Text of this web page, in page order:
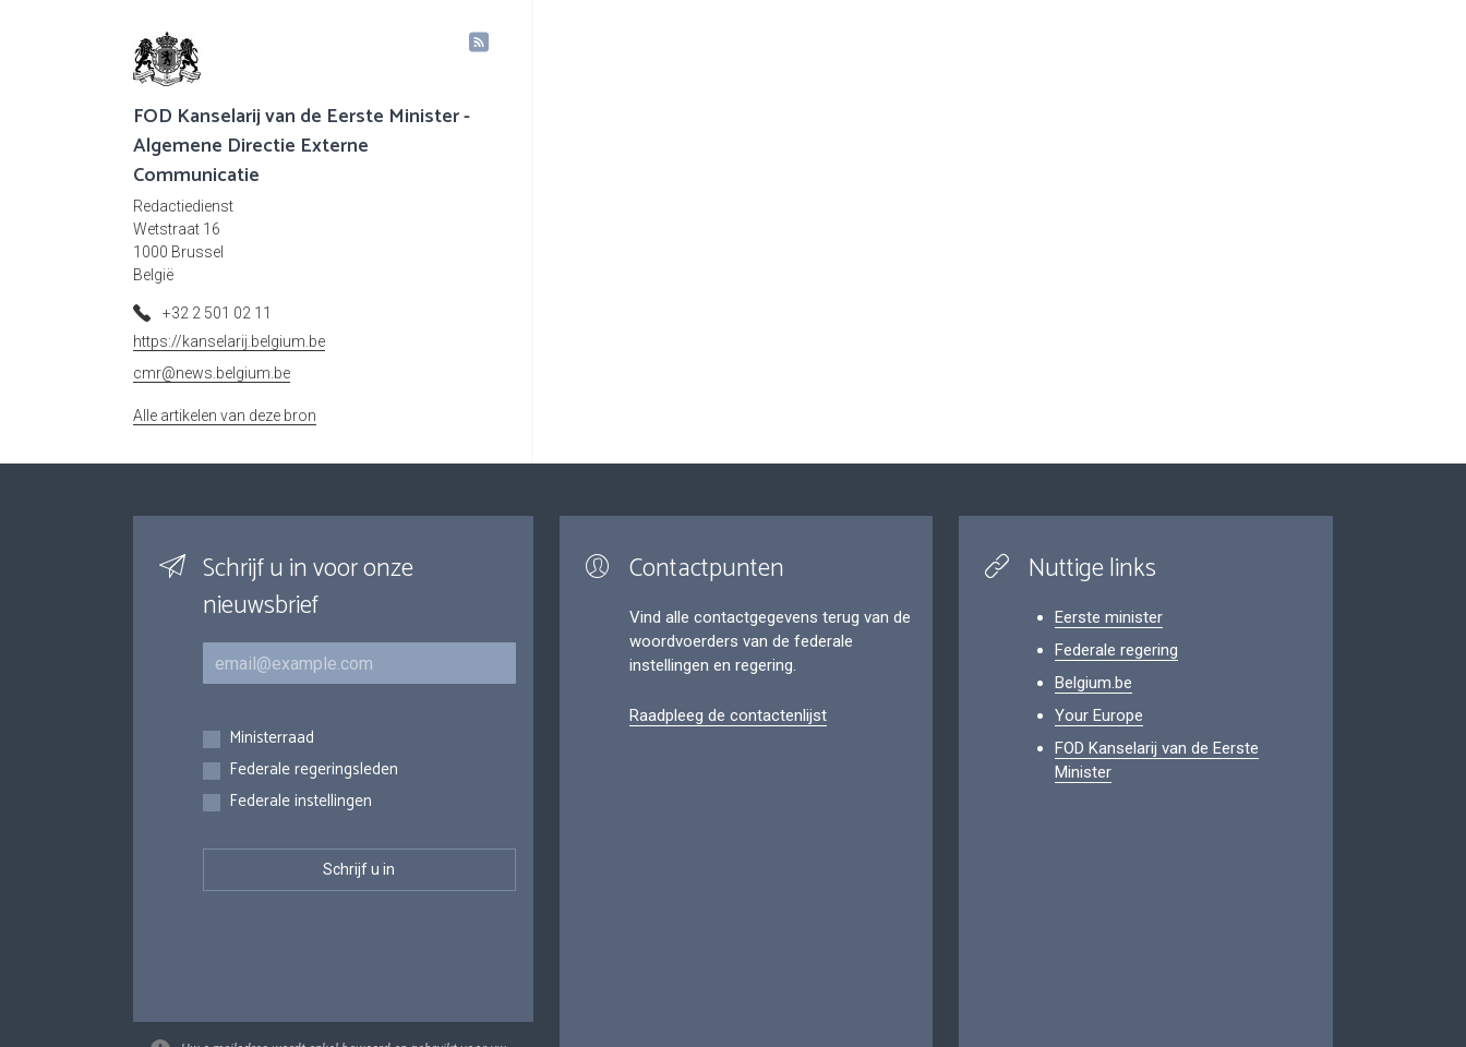
FOD Kanselarij van de Eerste Minister -
Algemene Directie Externe
Communicatie
Redactiedienst
Wetstraat 16
1000 Brussel
België
+32 2 501 02 11
https://kanselarij.belgium.be
cmr@news.belgium.be
Alle artikelen van deze bron
Schrijf u in voor onze
nieuwsbrief
E-mail
Inschrijvingen
Ministerraad
Federale regeringsleden
Federale instellingen
Contactpunten
Vind alle contactgegevens terug van de
woordvoerders van de federale
instellingen en regering.
Raadpleeg de contactenlijst
Nuttige links
Eerste minister
Federale regering
Belgium.be
Your Europe
FOD Kanselarij van de Eerste
Minister